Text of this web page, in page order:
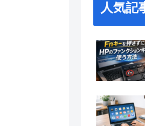
人気記